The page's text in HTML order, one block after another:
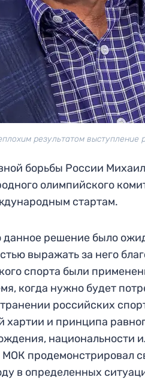
результатом выступление
борьбы России
олимпийского
стартам.
решение было
выражать за него
спорта были
когда нужно будет
российских
и принципа
национальности
МОК продемонстрировал
в определенных